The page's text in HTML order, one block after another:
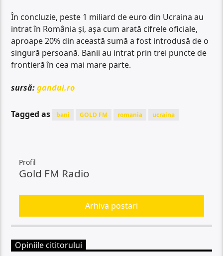
În concluzie, peste 1 miliard de euro din Ucraina au
intrat în România și, așa cum arată cifrele oficiale,
aproape 20% din această sumă a fost introdusă de o
singură persoană. Banii au intrat prin trei puncte de
frontieră în cea mai mare parte.
sursă:gandul.ro
Tagged as bani GOLD FM romania ucraina
Profil
Gold FM Radio
Arhiva postari
Opiniile cititorului